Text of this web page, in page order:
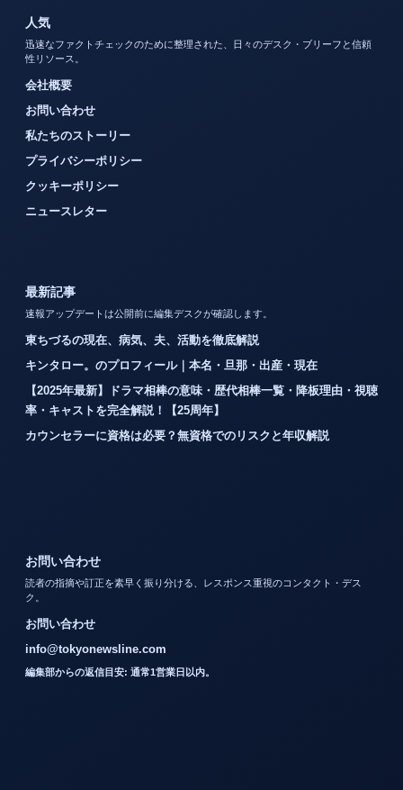
人気
迅速なファクトチェックのために整理された、日々のデスク・ブリーフと信頼
性リソース。
会社概要
お問い合わせ
私たちのストーリー
プライバシーポリシー
クッキーポリシー
ニュースレター
最新記事
速報アップデートは公開前に編集デスクが確認します。
東ちづるの現在、病気、夫、活動を徹底解説
キンタロー。のプロフィール｜本名・旦那・出産・現在
【2025年最新】ドラマ相棒の意味・歴代相棒一覧・降板理由・視聴
率・キャストを完全解説！【25周年】
カウンセラーに資格は必要？無資格でのリスクと年収解説
お問い合わせ
読者の指摘や訂正を素早く振り分ける、レスポンス重視のコンタクト・デス
ク。
お問い合わせ
info@tokyonewsline.com
編集部からの返信目安: 通常1営業日以内。